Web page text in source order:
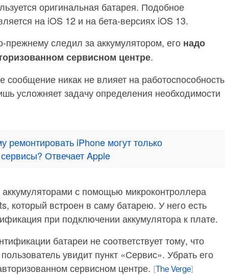
оригинальная батарея. Подобное
на iOS 12 и на бета-версиях iOS 13.
прежнему следил за аккумулятором, его надо
сервисном центре.
сообщение никак не влияет на работоспособность
усложняет задачу определения необходимости
ремонтировать iPhone могут только
Отвечает Apple
аккумуляторами с помощью микроконтроллера
который встроен в саму батарею. У него есть
при подключении аккумулятора к плате.
батареи не соответствует тому, что
увидит пункт «Сервис». Убрать его
сервисном центре.
The Verge